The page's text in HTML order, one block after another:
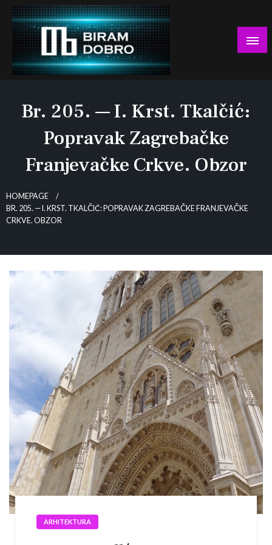
Skip
content
Br. 205. — I. Krst. Tkalčić:
Popravak Zagrebačke
Franjevačke Crkve. Obzor
HOMEPAGE
BR. 205. — I. KRST. TKALČIĆ: POPRAVAK ZAGREBAČKE FRANJEVAČKE
CRKVE. OBZOR
ARHITEKTURA